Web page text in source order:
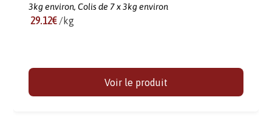
3kg environ, Colis de 7 x 3kg environ
29.12€ /kg
Voir le produit